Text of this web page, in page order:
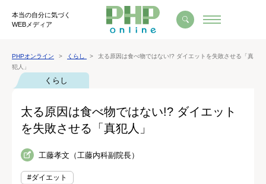
本当の自分に気づく
WEBメディア
PHPオンライン くらし
太る原因は食べ物ではない!? ダイエットを失敗させる「真
犯人」
くらし
太る原因は食べ物ではない!? ダイエット
を失敗させる「真犯人」
工藤孝文（工藤内科副院長）
#ダイエット